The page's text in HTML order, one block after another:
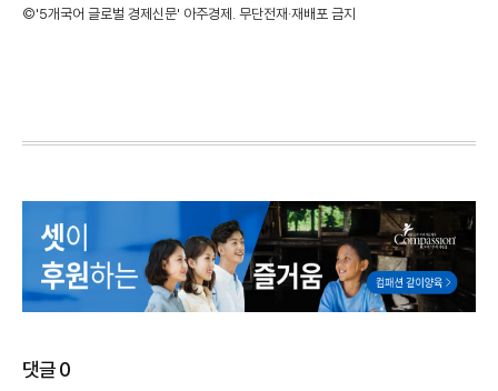
©'5개국어 글로벌 경제신문' 아주경제. 무단전재·재배포 금지
댓글0